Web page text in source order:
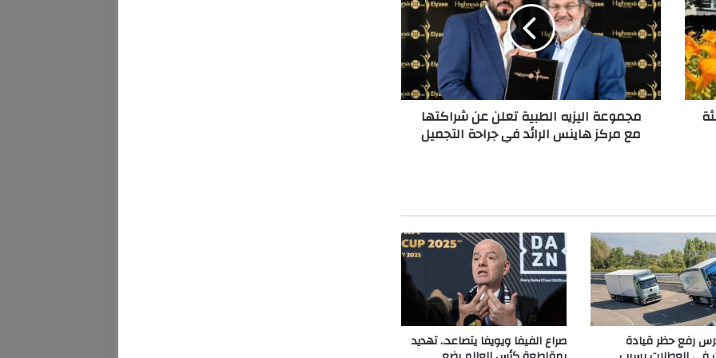
و
ع
ة
ا
ل
ي
ب
ي
ت
ع
ل
ن
ن
مجموعة اليزيه الطبية تعلن عن شراكتها
مع مركز هاينس الرائد في جراحة التجميل
رفع حظر قيادة صراع الفيفا ويويفا يتصاعد.. تهديد